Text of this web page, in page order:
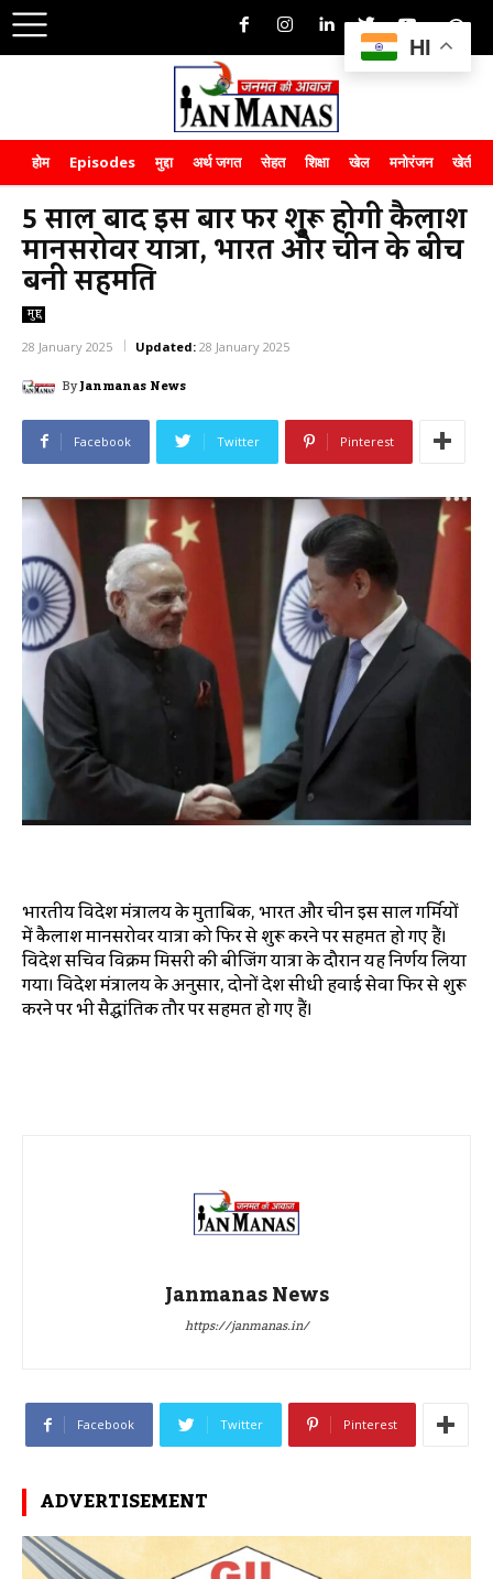
होम Episodes मुद्दा अर्थ जगत सेहत शिक्षा खेल मनोरंजन खेती-
5 साल बाद इस बार फिर शुरू होगी कैलाश
मानसरोवर यात्रा, भारत और चीन के बीच
बनी सहमति
मुद्दा
28 January 2025 Updated: 28 January 2025
ByJanmanas News
Facebook Twitter Pinterest
भारतीय विदेश मंत्रालय के मुताबिक, भारत और चीन इस साल गर्मियों
में कैलाश मानसरोवर यात्रा को फिर से शुरू करने पर सहमत हो गए हैं।
विदेश सचिव विक्रम मिसरी की बीजिंग यात्रा के दौरान यह निर्णय लिया
गया। विदेश मंत्रालय के अनुसार, दोनों देश सीधी हवाई सेवा फिर से शुरू
करने पर भी सैद्धांतिक तौर पर सहमत हो गए हैं।
Janmanas News
https://janmanas.in/
Facebook Twitter Pinterest
ADVERTISEMENT
HI